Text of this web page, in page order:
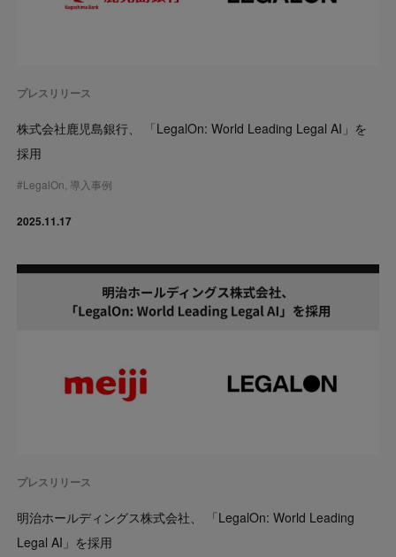
プレスリリース
株式会社鹿児島銀行、 「LegalOn: World Leading Legal AI」を
採用
#LegalOn 導入事例
2025.11.17
プレスリリース
明治ホールディングス株式会社、 「LegalOn: World Leading
Legal AI」を採用